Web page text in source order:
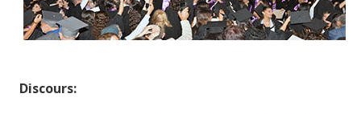
Discours: